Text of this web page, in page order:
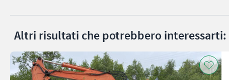
Altri risultati che potrebbero interessarti: